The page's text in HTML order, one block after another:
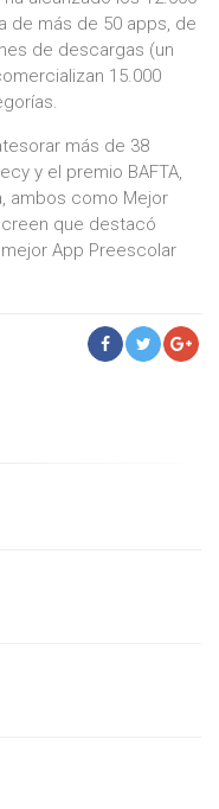
de más de 50 apps, de
de descargas (un
15.000
más de 38
y el premio BAFTA,
ambos como Mejor
que destacó
mejor App Preescolar